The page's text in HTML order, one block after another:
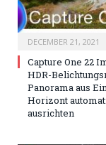
DECEMBER 21, 2021
Capture One 22
HDR-
Panorama aus
Horizont
ausrichten